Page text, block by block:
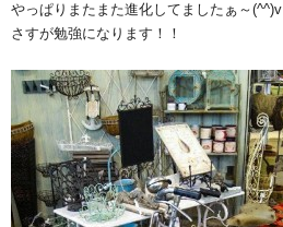
やっぱりまたまた進化してましたぁ～(^^)v
さすが勉強になります！！